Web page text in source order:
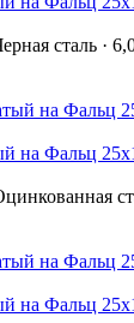
сталь ·
на Фальц
на Фальц